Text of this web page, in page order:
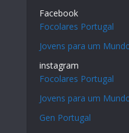
Facebook
Focolares Portugal
Jovens para um
instagram
Focolares Portugal
Jovens para um
Gen Portugal